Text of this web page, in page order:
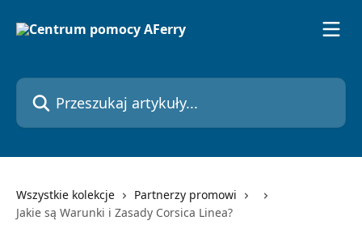
Przeszukaj artykuły...
Wszystkie kolekcje
Partnerzy promowi
Jakie są Warunki i Zasady Corsica Linea?